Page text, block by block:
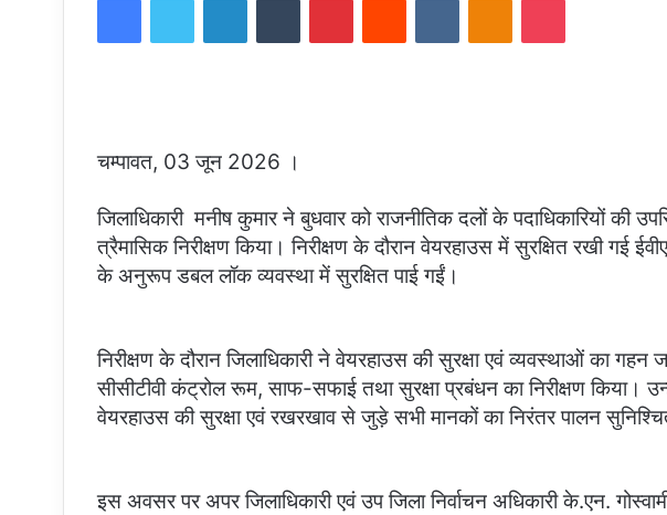
चम्पावत, 03 जून 2026 ।
जिलाधिकारी मनीष कुमार ने बुधवार को राजनीतिक दलों के पदाधिकारियों की
त्रैमासिक निरीक्षण किया। निरीक्षण के दौरान वेयरहाउस में सुरक्षित रखी गई
के अनुरूप डबल लॉक व्यवस्था में सुरक्षित पाई गईं।
निरीक्षण के दौरान जिलाधिकारी ने वेयरहाउस की सुरक्षा एवं व्यवस्थाओं का गहन
सीसीटीवी कंट्रोल रूम, साफ-सफाई तथा सुरक्षा प्रबंधन का निरीक्षण किया।
वेयरहाउस की सुरक्षा एवं रखरखाव से जुड़े सभी मानकों का निरंतर पालन
इस अवसर पर अपर जिलाधिकारी एवं उप जिला निर्वाचन अधिकारी के.एन.